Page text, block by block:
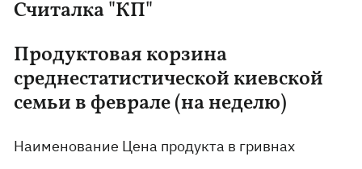
Считалка "КП"
Продуктовая корзина
среднестатистической киевской
семьи в феврале (на неделю)
Наименование Цена продукта в гривнах